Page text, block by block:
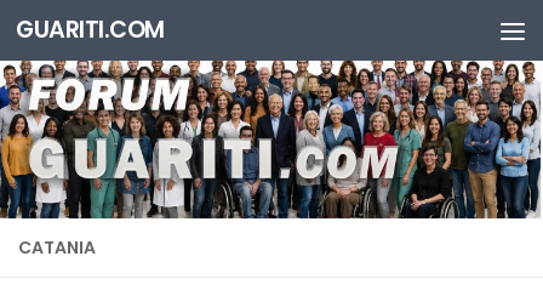
Salta al contenuto
GUARITI.COM
CATANIA